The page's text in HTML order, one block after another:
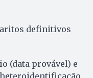
definitivos
(data provável) e
heteroidentificação